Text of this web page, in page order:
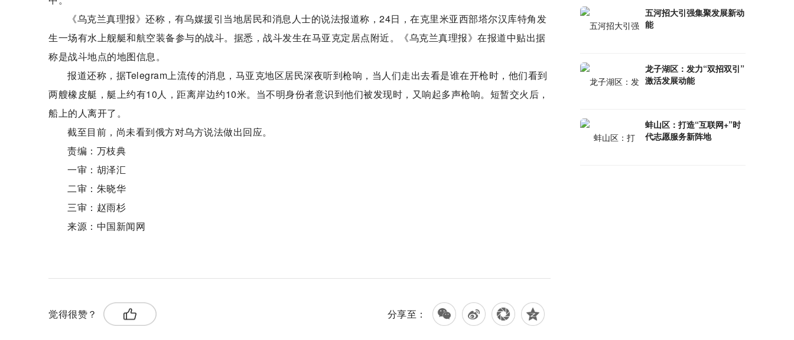
《乌克兰真理报》还称，有乌媒援引当地居民和消息人士的说法报道称，24日，在克里米亚西部塔尔汉库特角发
生一场有水上舰艇和航空装备参与的战斗。据悉，战斗发生在马亚克定居点附近。《乌克兰真理报》在报道中贴出据
称是战斗地点的地图信息。
报道还称，据Telegram上流传的消息，马亚克地区居民深夜听到枪响，当人们走出去看是谁在开枪时，他们看到
两艘橡皮艇，艇上约有10人，距离岸边约10米。当不明身份者意识到他们被发现时，又响起多声枪响。短暂交火后，
船上的人离开了。
截至目前，尚未看到俄方对乌方说法做出回应。
责编：万枝典
一审：胡泽汇
二审：朱晓华
三审：赵雨杉
来源：中国新闻网
觉得很赞？ 分享至：
五河招大引强集聚发展新动
能
龙子湖区：发力“双招双引”
激活发展动能
蚌山区：打造“互联网+”时
代志愿服务新阵地